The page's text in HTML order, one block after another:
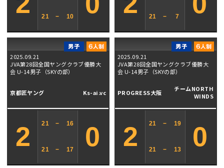
21 − 10 21 − 7
2025.09.21
JVA第28回全国ヤングクラブ優勝大
会 U-14男子（SKYの部）
京都匠ヤング Ks-ai.vc
2 21 − 16
21 − 17 0
2025.09.21
JVA第28回全国ヤングクラブ優勝大
会 U-14男子（SKYの部）
PROGRESS大阪
チームNORTH
WINDS
2 21 − 19
21 − 13 0